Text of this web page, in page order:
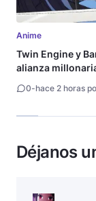
Anime
Twin Engine y
alianza
0-hace 2 horas
Déjanos